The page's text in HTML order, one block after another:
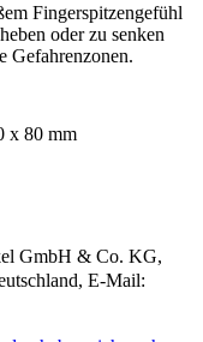
Fingerspitzengefühl
oder zu senken
Gefahrenzonen.
x 80 mm
GmbH & Co. KG,
E-Mail: